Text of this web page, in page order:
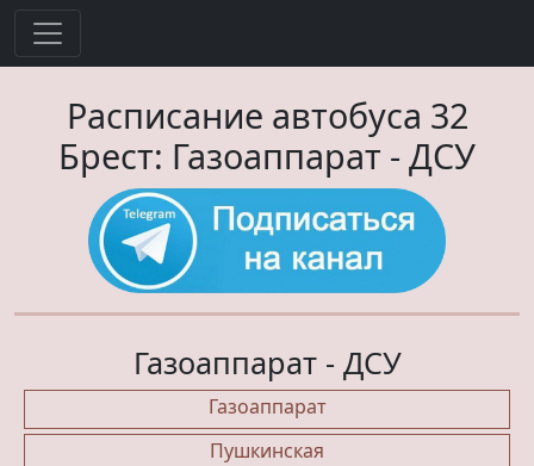
Расписание автобуса 32
Брест: Газоаппарат - ДСУ
Газоаппарат - ДСУ
Газоаппарат
Пушкинская